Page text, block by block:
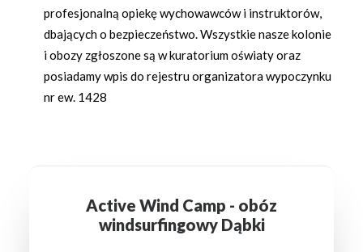
profesjonalną opiekę wychowawców i instruktorów,
dbających o bezpieczeństwo. Wszystkie nasze kolonie
i obozy zgłoszone są w kuratorium oświaty oraz
posiadamy wpis do rejestru organizatora wypoczynku
nr ew. 1428
Active Wind Camp - obóz
windsurfingowy Dąbki